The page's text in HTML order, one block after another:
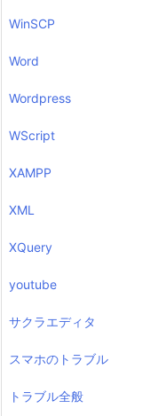
WinSCP
Word
Wordpress
WScript
XAMPP
XML
XQuery
youtube
サクラエディタ
スマホのトラブル
トラブル全般